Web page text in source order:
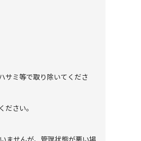
サミ等で取り除いてくださ
さい。
ませんが、管理状態が悪い場